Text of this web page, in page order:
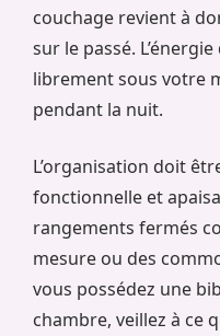
couchage revient à
sur le passé.
librement sous votre
pendant la nuit.
L’organisation doit
fonctionnelle et
rangements fermés
mesure ou des
vous possédez une
chambre, veillez à ce